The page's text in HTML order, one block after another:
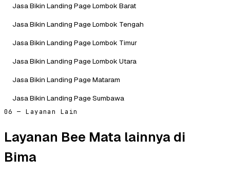
Jasa Bikin Landing Page Lombok Barat
Jasa Bikin Landing Page Lombok Tengah
Jasa Bikin Landing Page Lombok Timur
Jasa Bikin Landing Page Lombok Utara
Jasa Bikin Landing Page Mataram
Jasa Bikin Landing Page Sumbawa
06 — Layanan Lain
Layanan Bee Mata lainnya di
Bima